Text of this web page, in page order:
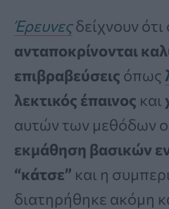
Έρευνεςδείχνουν ότι
ανταποκρίνονται
επιβραβεύσεις όπως
λεκτικός έπαινος και
αυτών των μεθόδων
εκμάθηση βασικών
“κάτσε” και η
διατηρήθηκε ακόμη